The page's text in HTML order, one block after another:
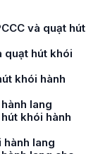
và quạt hút
quạt hút khói
khói hành
lang
khói hành
hành lang